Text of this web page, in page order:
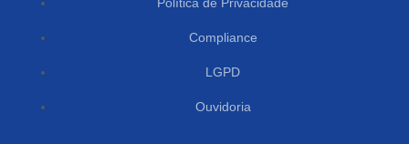
Compliance
LGPD
Ouvidoria